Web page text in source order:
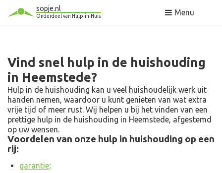
sopje.nl
Onderdeel van Hulp-in-Huis Menu
Vind snel hulp in de huishouding
in Heemstede?
Hulp in de huishouding kan u veel huishoudelijk werk uit
handen nemen, waardoor u kunt genieten van wat extra
vrije tijd of meer rust. Wij helpen u bij het vinden van een
prettige hulp in de huishouding in Heemstede, afgestemd
op uw wensen.
Voordelen van onze hulp in huishouding op een
rij:
garantie;